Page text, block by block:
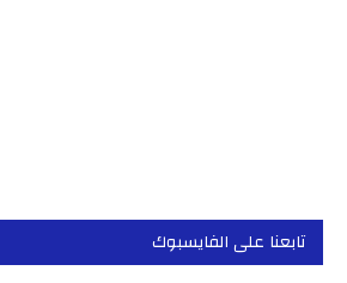
تابعنا على الفايسبوك